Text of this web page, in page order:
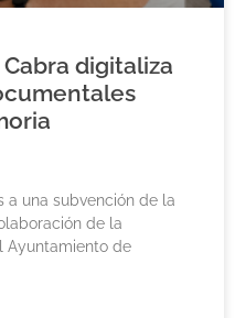
digitaliza
a una subvención de la
de la
Ayuntamiento de